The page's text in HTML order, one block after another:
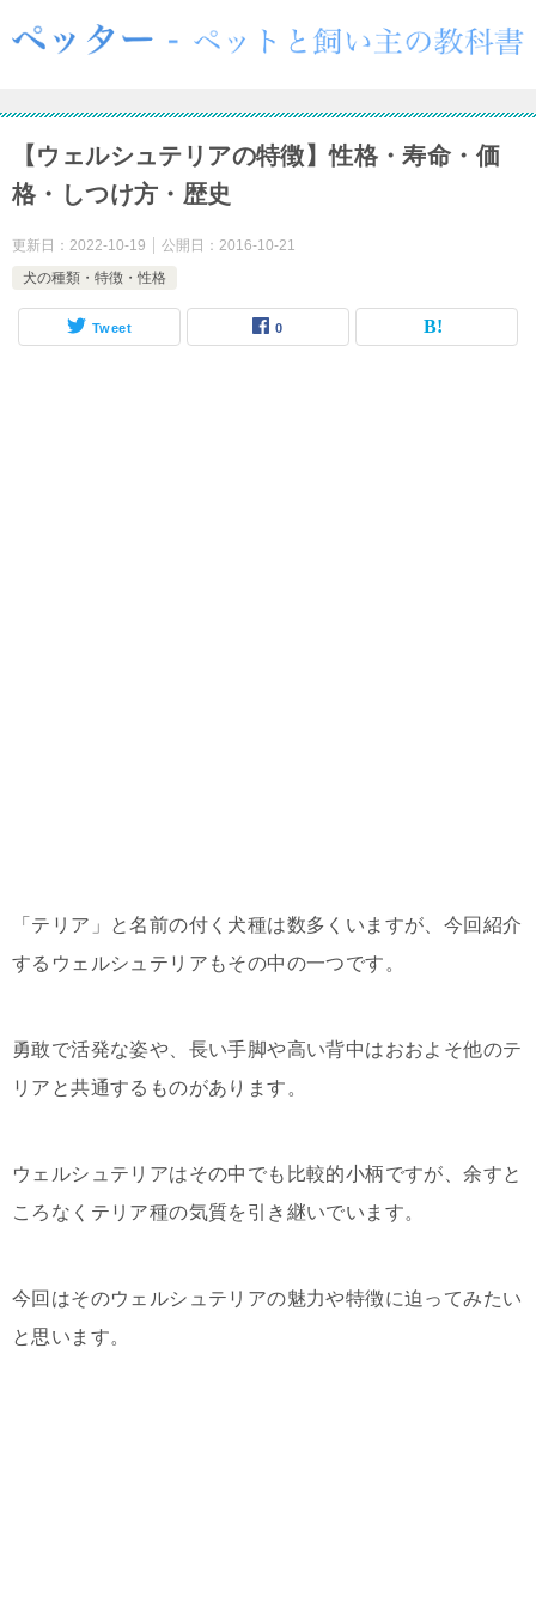
【ウェルシュテリアの特徴】性格・寿命・価
格・しつけ方・歴史
更新日： 2022-10-19 公開日： 2016-10-21
犬の種類・特徴・性格
Tweet 0
「テリア」と名前の付く犬種は数多くいますが、今回紹介
するウェルシュテリアもその中の一つです。
勇敢で活発な姿や、長い手脚や高い背中はおおよそ他のテ
リアと共通するものがあります。
ウェルシュテリアはその中でも比較的小柄ですが、余すと
ころなくテリア種の気質を引き継いでいます。
今回はそのウェルシュテリアの魅力や特徴に迫ってみたい
と思います。